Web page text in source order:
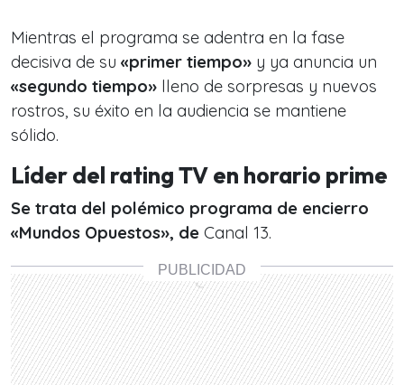
Mientras el programa se adentra en la fase
decisiva de su «primer tiempo» y ya anuncia un
«segundo tiempo» lleno de sorpresas y nuevos
rostros, su éxito en la audiencia se mantiene
sólido.
Líder del rating TV en horario prime
Se trata del polémico programa de encierro
«Mundos Opuestos», de Canal 13.